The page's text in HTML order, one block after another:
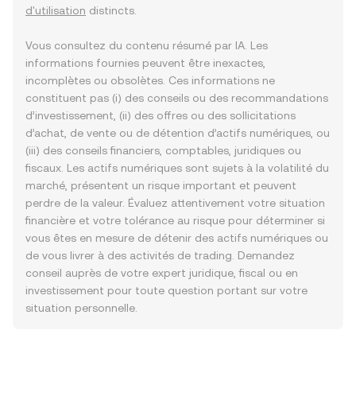
d'utilisation distincts.
Vous consultez du contenu résumé par IA. Les
informations fournies peuvent être inexactes,
incomplètes ou obsolètes. Ces informations ne
constituent pas (i) des conseils ou des recommandations
d’investissement, (ii) des offres ou des sollicitations
d’achat, de vente ou de détention d’actifs numériques, ou
(iii) des conseils financiers, comptables, juridiques ou
fiscaux. Les actifs numériques sont sujets à la volatilité du
marché, présentent un risque important et peuvent
perdre de la valeur. Évaluez attentivement votre situation
financière et votre tolérance au risque pour déterminer si
vous êtes en mesure de détenir des actifs numériques ou
de vous livrer à des activités de trading. Demandez
conseil auprès de votre expert juridique, fiscal ou en
investissement pour toute question portant sur votre
situation personnelle.